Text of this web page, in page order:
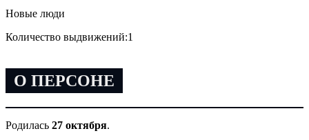
Новые люди
Количество выдвижений:1
О ПЕРСОНЕ
Родилась 27 октября.